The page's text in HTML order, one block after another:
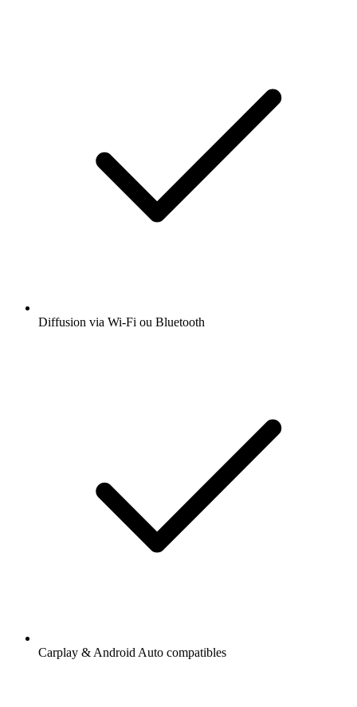
Diffusion via Wi-Fi ou Bluetooth
Carplay & Android Auto compatibles